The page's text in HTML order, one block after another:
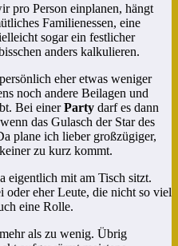
pro Person einplanen, hängt
Familienessen, eine
sogar ein festlicher
anders kalkulieren.
eher etwas weniger
noch andere Beilagen und
Bei einerParty darf es dann
das Gulasch der Star des
plane ich lieber großzügiger,
zu kurz kommt.
eigentlich mit am Tisch sitzt.
oder eher Leute, die nicht so viel
eine Rolle.
als zu wenig. Übrig